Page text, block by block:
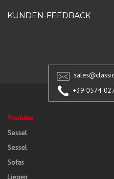
KUNDEN-FEEDBACK
+39 0574
Produkte
Sessel
Sessel
Sofas
Liegen